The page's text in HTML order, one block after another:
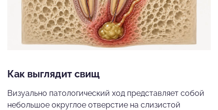
Как выглядит свищ
Визуально патологический ход представляет собой
небольшое округлое отверстие на слизистой